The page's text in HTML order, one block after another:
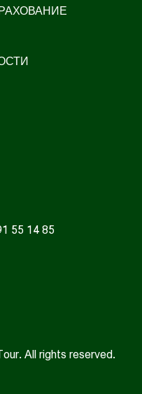
55 14 85
All rights reserved.